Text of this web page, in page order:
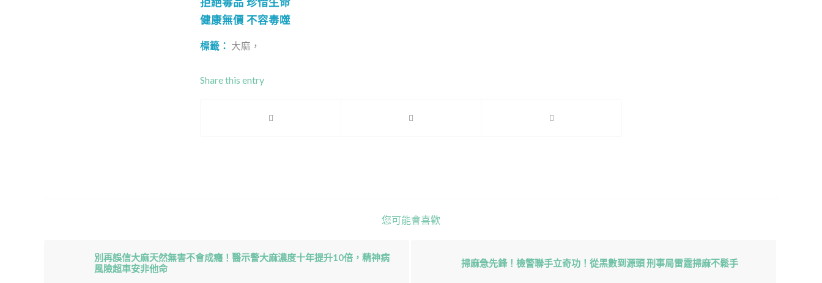
健康無價 不容毒噬
標籤： 大麻，
Share this entry
您可能會喜歡
別再誤信大麻天然無害不會成癮！醫示警大麻濃度十年提升10倍，精神病
風險超車安非他命
掃麻急先鋒！檢警聯手立奇功！從黑數到源頭 刑事局雷霆掃麻不鬆手